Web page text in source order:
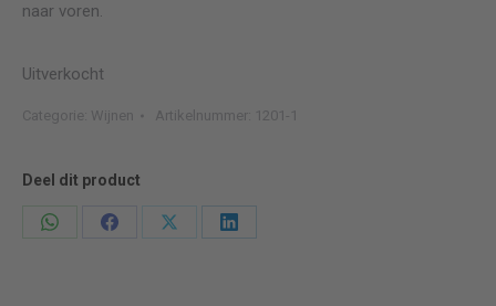
naar voren.
Uitverkocht
Categorie: Wijnen Artikelnummer: 1201-1
Deel dit product
Deel
Deel
Deel
Deel